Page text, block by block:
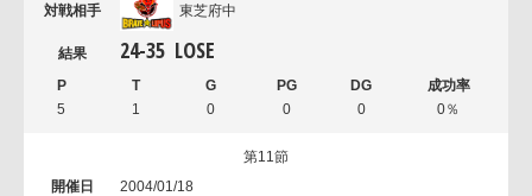
東芝府中
24-35 LOSE
5 1 0 0 0 0％
第11節
2004/01/18